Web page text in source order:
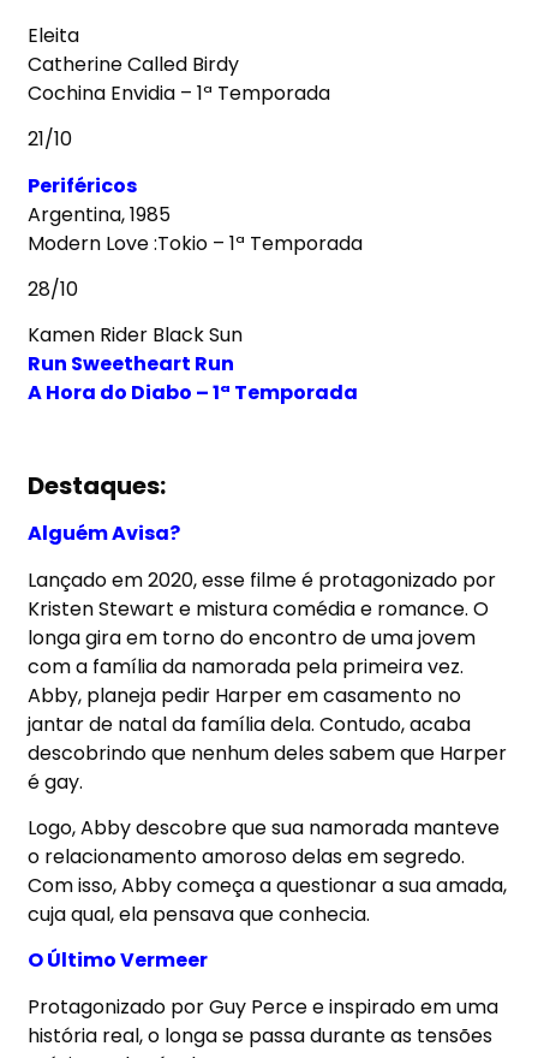
Eleita
Catherine Called Birdy
Cochina Envidia – 1ª Temporada
21/10
Periféricos
Argentina, 1985
Modern Love :Tokio – 1ª Temporada
28/10
Kamen Rider Black Sun
Run Sweetheart Run
A Hora do Diabo – 1ª Temporada
Destaques:
Alguém Avisa?
Lançado em 2020, esse filme é protagonizado por
Kristen Stewart e mistura comédia e romance. O
longa gira em torno do encontro de uma jovem
com a família da namorada pela primeira vez.
Abby, planeja pedir Harper em casamento no
jantar de natal da família dela. Contudo, acaba
descobrindo que nenhum deles sabem que Harper
é gay.
Logo, Abby descobre que sua namorada manteve
o relacionamento amoroso delas em segredo.
Com isso, Abby começa a questionar a sua amada,
cuja qual, ela pensava que conhecia.
O Último Vermeer
Protagonizado por Guy Perce e inspirado em uma
história real, o longa se passa durante as tensões